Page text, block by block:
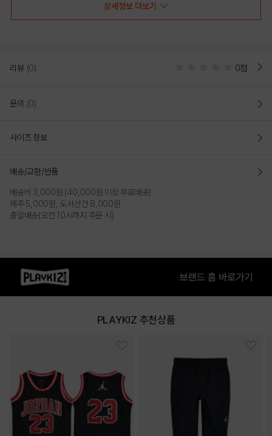
PRODUCT VIEW
상세정보 더보기
리뷰 (0) 0점
문의 (0)
사이즈 정보
배송/교환/반품
배송비 3,000원 (40,000원 이상 무료배송)
제주 5,000원, 도서산간 8,000원
총알배송(오전 10시까지 주문 시)
PLAYKIZ 추천상품